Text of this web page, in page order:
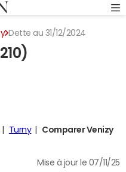
Dette au 31/12/2024
Turny
Comparer Venizy
Mise à jour le 07/11/25